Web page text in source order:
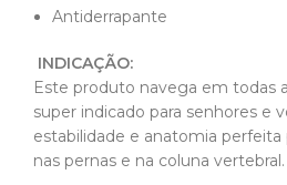
Antiderrapante
INDICAÇÃO:
Este produto navega em todas
super indicado para senhores e
estabilidade e anatomia perfeita
nas pernas e na coluna vertebral.